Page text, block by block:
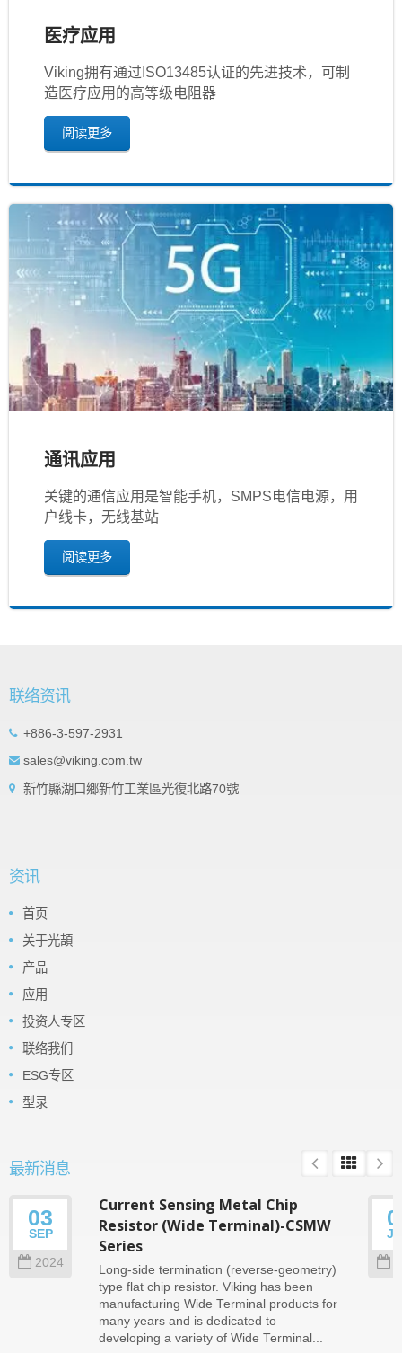
医疗应用
Viking拥有通过ISO13485认证的先进技术，可制
造医疗应用的高等级电阻器
阅读更多
通讯应用
关键的通信应用是智能手机，SMPS电信电源，用
户线卡，无线基站
阅读更多
联络资讯
+886-3-597-2931
sales@viking.com.tw
新竹縣湖口鄉新竹工業區光復北路70號
资讯
首页
关于光頡
产品
应用
投资人专区
联络我们
ESG专区
型录
最新消息
03
SEP
2024
Current Sensing Metal Chip
Resistor (Wide Terminal)-CSMW
Series
Long-side termination (reverse-geometry)
type flat chip resistor. Viking has been
manufacturing Wide Terminal products for
many years and is dedicated to
developing a variety of Wide Terminal...